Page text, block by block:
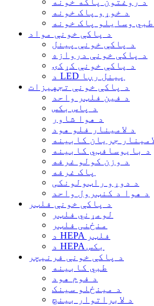
د خوړو پاک خونه
طبي وسایلو پاک خونه
د پاکې خونې مواد
د پاکې خونې پینل
د پاکې خونې دروازه
د پاکې خونې کړکۍ
د LED پینل رڼا
د پاکې خونې تجهیزات
د فین فلټر واحد
د پاس بکس
د هوا شاور
د لامینار فلو هود
جریان کابینه
د بایوسافټي کابینه
د وزن کولو غرفه
پاک غرفه
د دوړو راټولونکی
د هوا د کنټرول واحد
د پاکې خونې فلټر
لومړني فلټر
منځنی فلټر
د HEPA فلټر
د HEPA بکس
د پاکې خونې فرنیچر
طبي کابینه
د فوم هود
د مینځلو سینک
د لابراتوار بینچ